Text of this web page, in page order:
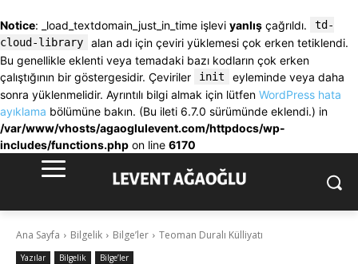
Notice: _load_textdomain_just_in_time işlevi yanlış çağrıldı.
td-
cloud-library
alan adı için çeviri yüklemesi çok erken tetiklendi.
Bu genellikle eklenti veya temadaki bazı kodların çok erken
çalıştığının bir göstergesidir. Çeviriler
init
eyleminde veya daha
sonra yüklenmelidir. Ayrıntılı bilgi almak için lütfen WordPress hata
ayıklama bölümüne bakın. (Bu ileti 6.7.0 sürümünde eklendi.) in
/var/www/vhosts/agaoglulevent.com/httpdocs/wp-
includes/functions.php on line 6170
Ana Sayfa Bilgelik Bilge’ler Teoman Duralı Külliyatı
Yazılar Bilgelik Bilge’ler